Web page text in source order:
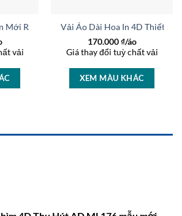
Mới Ra AD LY421
vải
Vải Áo Dài Hoa In 4D Thiết Kế
170.000₫/áo
Giá thay đổi tuỳ chất vải
XEM MÀU KHÁC